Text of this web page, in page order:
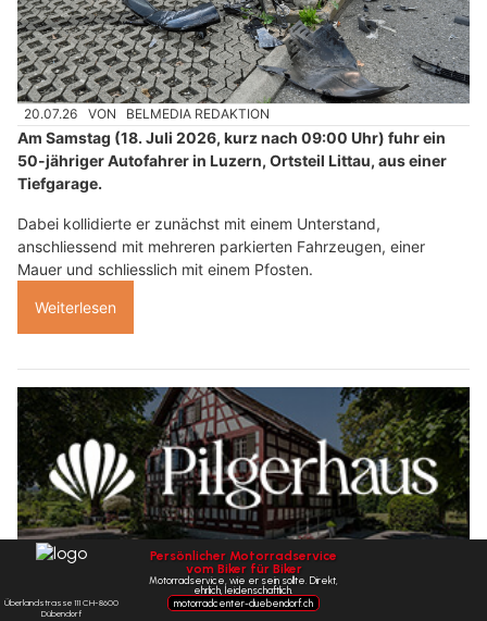
20.07.26 VON BELMEDIA REDAKTION
Am Samstag (18. Juli 2026, kurz nach 09:00 Uhr) fuhr ein
50-jähriger Autofahrer in Luzern, Ortsteil Littau, aus einer
Tiefgarage.
Dabei kollidierte er zunächst mit einem Unterstand,
anschliessend mit mehreren parkierten Fahrzeugen, einer
Mauer und schliesslich mit einem Pfosten.
Weiterlesen
Restaurant Pilgerhaus: Hausrezepturen und ehrliche Küche erleben